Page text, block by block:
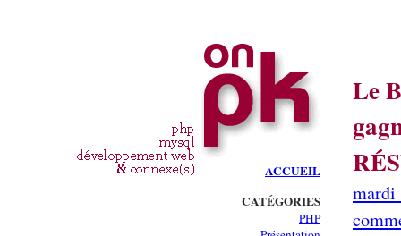
ACCUEIL
CATÉGORIES
PHP
Le
mardi